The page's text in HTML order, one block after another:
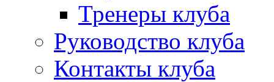
Тренеры клуба
Руководство клуба
Контакты клуба